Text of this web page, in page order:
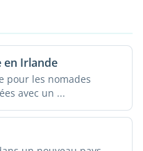
en Irlande
pour les nomades
avec un ...